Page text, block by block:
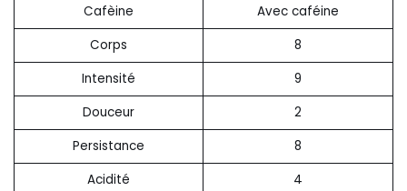
Cafèine
Avec caféine
Corps
8
Intensité
9
Douceur
2
Persistance
8
Acidité
4